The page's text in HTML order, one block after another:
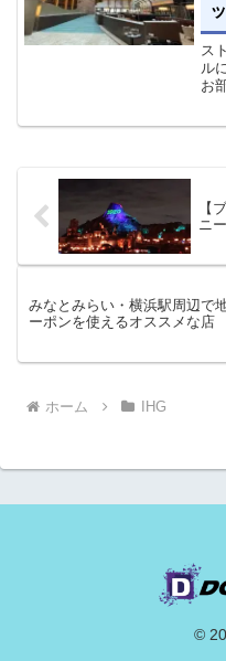
ス
ル
お
【
ニ
みなとみらい・横浜駅周辺で
ーポンを使えるオススメな店
ホーム IHG
©